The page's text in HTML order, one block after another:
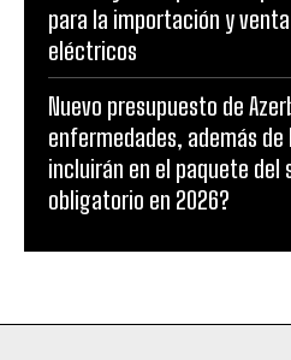
para la importación y
eléctricos
Nuevo presupuesto de
enfermedades, además
incluirán en el paquete del
obligatorio en 2026?